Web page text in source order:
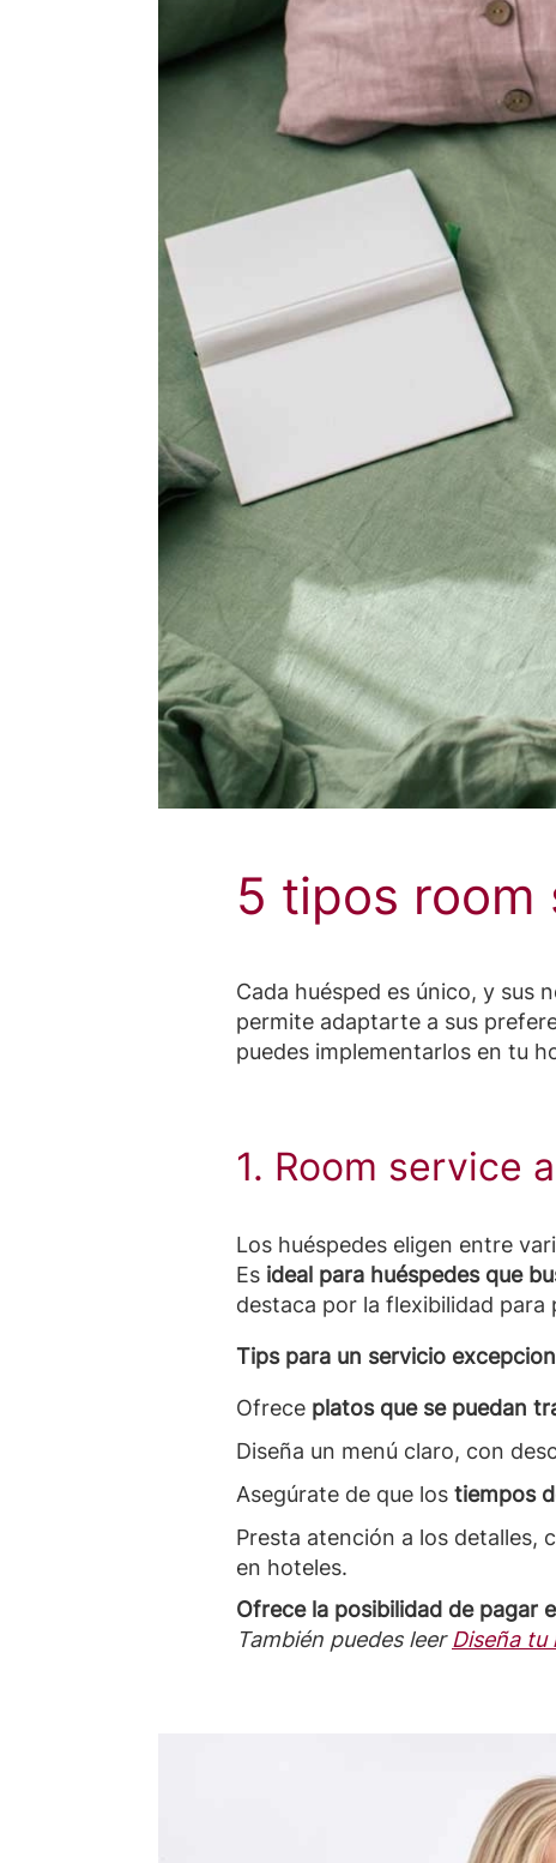
5 tipos room
Cada huésped es único, y sus
permite adaptarte a sus
puedes implementarlos en tu
1. Room service
Los huéspedes eligen entre
Es ideal para huéspedes que
destaca por la flexibilidad para
Tips para un servicio
Ofrece platos que se puedan
Diseña un menú claro, con
Asegúrate de que los tiempos
Presta atención a los detalles,
en hoteles.
Ofrece la posibilidad de pagar
También puedes leerDiseña tu